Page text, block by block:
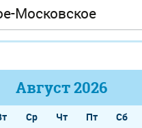
Август2026
Ср Чт Пт Сб